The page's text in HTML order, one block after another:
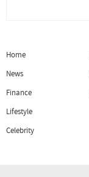
Home
News
Finance
Lifestyle
Celebrity